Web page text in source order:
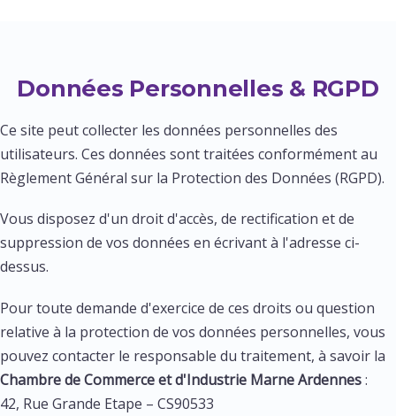
Données Personnelles & RGPD
Ce site peut collecter les données personnelles des
utilisateurs. Ces données sont traitées conformément au
Règlement Général sur la Protection des Données (RGPD).
Vous disposez d'un droit d'accès, de rectification et de
suppression de vos données en écrivant à l'adresse ci-
dessus.
Pour toute demande d'exercice de ces droits ou question
relative à la protection de vos données personnelles, vous
pouvez contacter le responsable du traitement, à savoir la
Chambre de Commerce et d'Industrie Marne Ardennes:
42, Rue Grande Etape – CS90533